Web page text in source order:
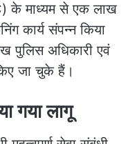
के माध्यम से एक लाख
कार्य संपन्न किया
पुलिस अधिकारी एवं
जा चुके हैं।
गया लागू